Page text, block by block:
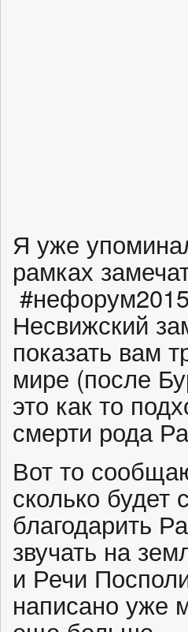
Я уже
рамках
Несвижский
показать вам
мире (после
это как то
смерти рода
Вот то
сколько будет
бла­годарить
звучать на
и Речи
написано уже